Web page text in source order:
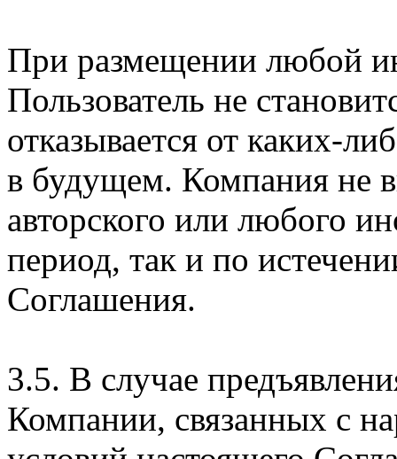
При размещении любой
Пользователь не
отказывается от каких-
в будущем. Компания не
авторского или любого
период, так и по
Соглашения.
3.5. В случае
Компании, связанных с